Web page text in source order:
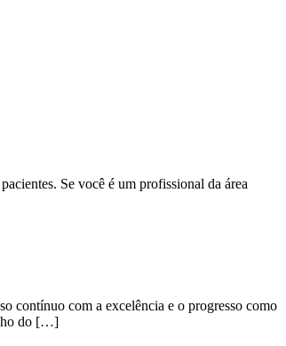
Se você é um profissional da área
contínuo com a excelência e o progresso como
do […]